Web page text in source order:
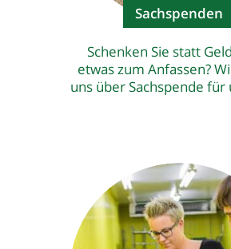
Sachspenden
Schenken Sie statt
etwas zum Anfassen?
uns über Sachspende für